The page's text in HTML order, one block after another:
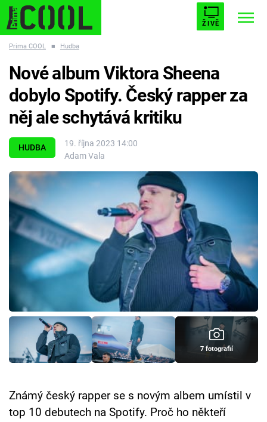
ŽIVĚ
ESCAPE PLNEJ KOTEL AVENGERS 5
Témata
Filmy
Seriály
Cool Esport
Pořady
TV Program
Přihlášení
Prima COOL ■ Hudba
HUDBA
19. října 2023 14:00
Adam Vala
Nové album Viktora Sheena
dobylo Spotify. Český rapper za
něj ale schytává kritiku
7 fotografií
Známý český rapper se s novým albem umístil v
top 10 debutech na Spotify. Proč ho někteří